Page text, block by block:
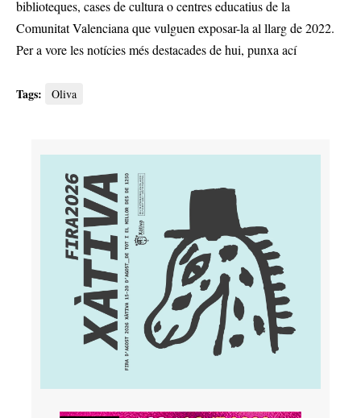
biblioteques, cases de cultura o centres educatius de la
Comunitat Valenciana que vulguen exposar-la al llarg de 2022.
Per a vore les notícies més destacades de hui, punxa ací
Tags: Oliva